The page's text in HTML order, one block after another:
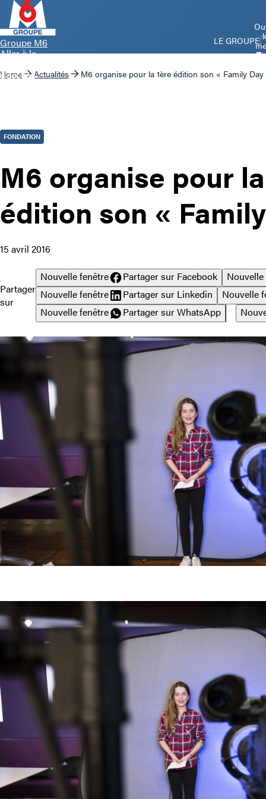
Groupe M6
Aller à la
d’accueil
LE GROUPE
Home Actualités M6 organise pour la 1ère édition son « Family Day
FONDATION
M6 organise pour
édition son «
15 avril 2016
Partager
sur
Nouvelle fenêtre Partager sur Facebook
Nouvelle fenêtre
Partager sur Linkedin
Nouvelle
Nouvelle fenêtre
Partager sur WhatsApp